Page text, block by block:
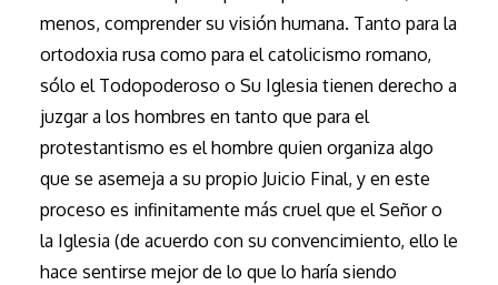
menos, comprender su visión humana. Tanto para la
ortodoxia rusa como para el catolicismo romano,
sólo el Todopoderoso o Su Iglesia tienen derecho a
juzgar a los hombres en tanto que para el
protestantismo es el hombre quien organiza algo
que se asemeja a su propio Juicio Final, y en este
proceso es infinitamente más cruel que el Señor o
la Iglesia (de acuerdo con su convencimiento, ello le
hace sentirse mejor de lo que lo haría siendo